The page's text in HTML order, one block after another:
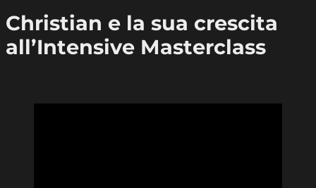
Christian e la sua crescita
all’Intensive Masterclass